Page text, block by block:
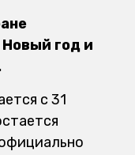
год и
с 31